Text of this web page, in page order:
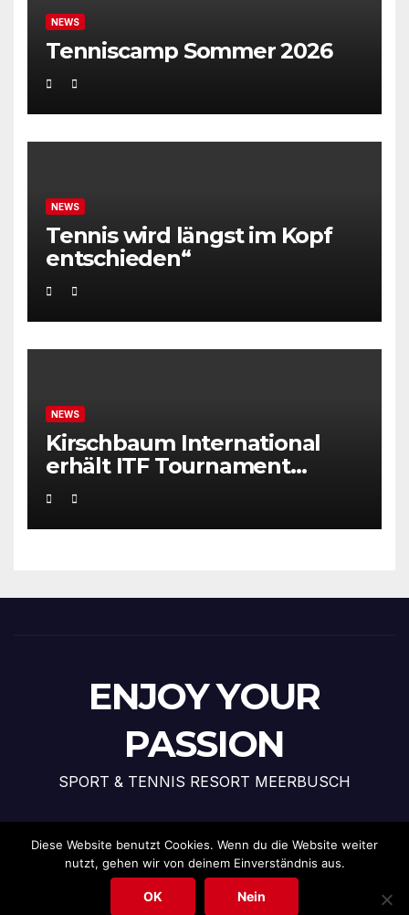
NEWS
Tenniscamp Sommer 2026
NEWS
Tennis wird längst im Kopf
entschieden“
NEWS
Kirschbaum International
erhält ITF Tournament
Recognition Award 2025
ENJOY YOUR
PASSION
SPORT & TENNIS RESORT MEERBUSCH
Stolz präsentiert von WordPress|Theme: News Talk von
Themeansar
Diese Website benutzt Cookies. Wenn du die Website weiter
nutzt, gehen wir von deinem Einverständnis aus.
OK Nein